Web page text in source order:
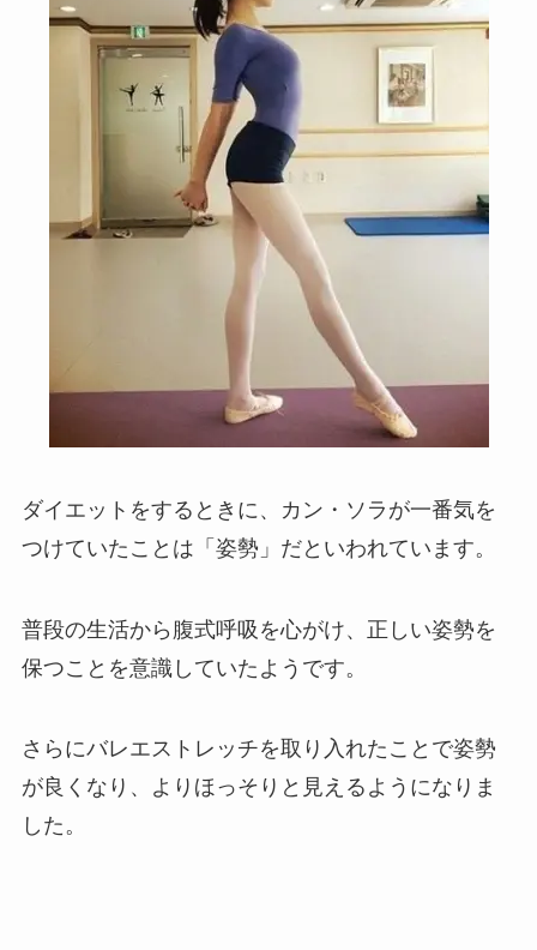
ダイエットをするときに、カン・ソラが一番気を
つけていたことは「姿勢」だといわれています。
普段の生活から腹式呼吸を心がけ、正しい姿勢を
保つことを意識していたようです。
さらにバレエストレッチを取り入れたことで姿勢
が良くなり、よりほっそりと見えるようになりま
した。